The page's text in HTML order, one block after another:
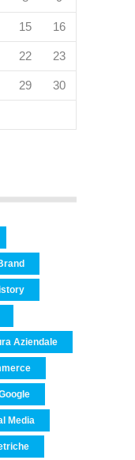
15 16
22 23
29 30
Aziendale
Media